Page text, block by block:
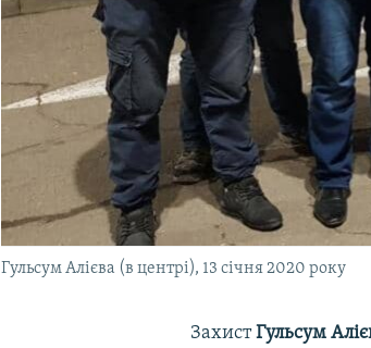
Гульсум Алієва (в центрі), 13 січня 2020 року
ЗахистГульсум